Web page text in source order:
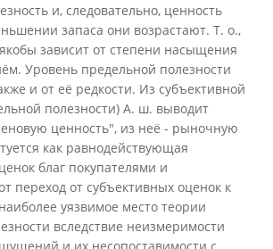
и, следовательно, ценность
запаса они возрастают. Т. о.,
зависит от степени насыщения
Уровень предельной полезности
и от её редкости. Из субъективной
полезности) А. ш. выводит
ценность", из неё - рыночную
как равнодействующая
благ покупателями и
переход от субъективных оценок к
уязвимое место теории
вследствие неизмеримости
и их несопоставимости с